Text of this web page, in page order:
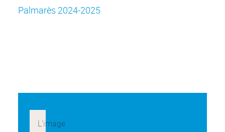
Palmarès 2024-2025